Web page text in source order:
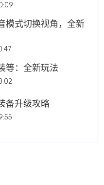
模式切换视角，全新
等：全新玩法
备升级攻略